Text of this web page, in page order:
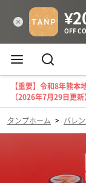
【重要】令和8年熊
（2026年7月29日更新）
タンプホーム > バレ